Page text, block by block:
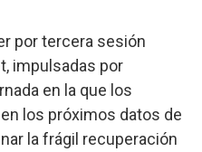
por tercera sesión
impulsadas por
en la que los
los próximos datos de
la frágil recuperación